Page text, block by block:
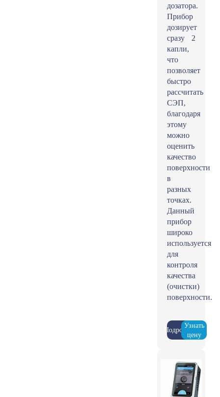
дозатора.
Прибор
дозирует
сразу 2
капли,
что
позволяет
быстро
рассчитать
СЭП,
благодаря
этому
можно
оценить
качество
поверхности
в
разных
точках.
Данный
прибор
широко
используется
для
контроля
качества
(очистки)
поверхности.
Подробнее
Узнать
цену